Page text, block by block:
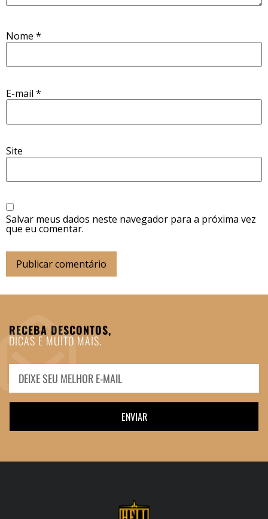
Nome *
E-mail *
Site
Salvar meus dados neste navegador para a próxima vez
que eu comentar.
RECEBA DESCONTOS,
DICAS E MUITO MAIS.
ENVIAR